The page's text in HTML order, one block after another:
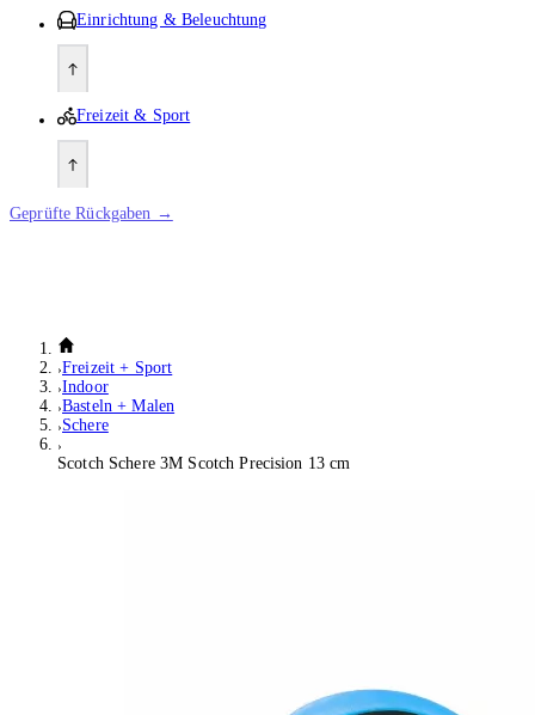
Einrichtung & Beleuchtung
Freizeit & Sport
Geprüfte Rückgaben →
Freizeit + Sport
Indoor
Basteln + Malen
Schere
Scotch Schere 3M Scotch Precision 13 cm